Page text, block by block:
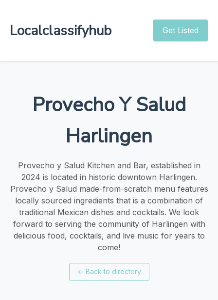
Localclassifyhub Get Listed
Provecho Y Salud
Harlingen
Provecho y Salud Kitchen and Bar, established in
2024 is located in historic downtown Harlingen.
Provecho y Salud made-from-scratch menu features
locally sourced ingredients that is a combination of
traditional Mexican dishes and cocktails. We look
forward to serving the community of Harlingen with
delicious food, cocktails, and live music for years to
come!
← Back to directory